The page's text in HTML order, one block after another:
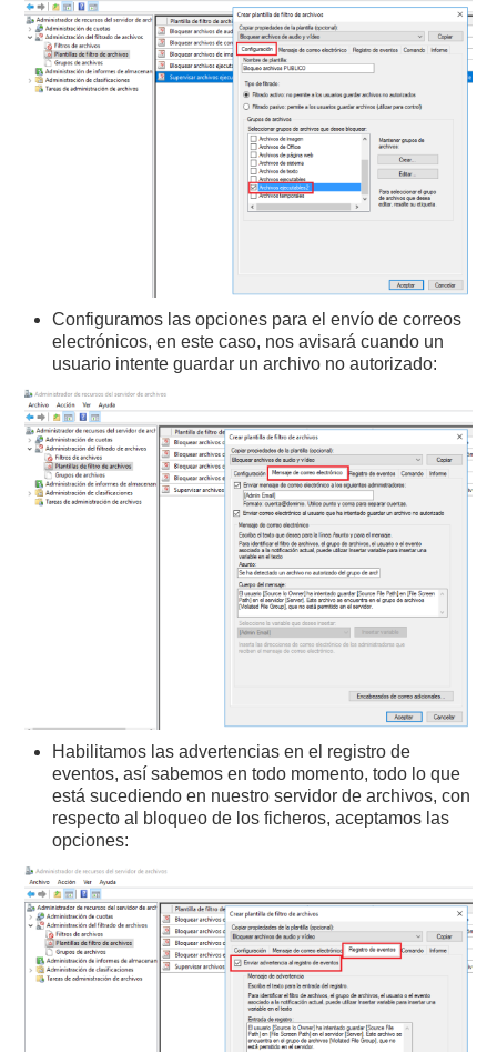
Configuramos las opciones para el envío de correos
electrónicos, en este caso, nos avisará cuando un
usuario intente guardar un archivo no autorizado:
Habilitamos las advertencias en el registro de
eventos, así sabemos en todo momento, todo lo que
está sucediendo en nuestro servidor de archivos, con
respecto al bloqueo de los ficheros, aceptamos las
opciones: